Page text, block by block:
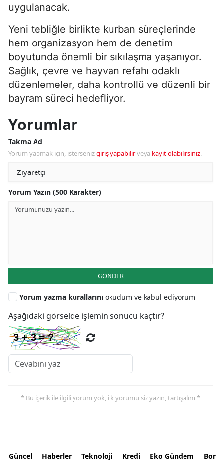
uygulanacak.
Yeni tebliğle birlikte kurban süreçlerinde
hem organizasyon hem de denetim
boyutunda önemli bir sıkılaşma yaşanıyor.
Sağlık, çevre ve hayvan refahı odaklı
düzenlemeler, daha kontrollü ve düzenli bir
bayram süreci hedefliyor.
Yorumlar
Takma Ad
Yorum yapmak için, istersenizgiriş yapabilirveya kayıt olabilirsiniz.
Yorum Yazın (500 Karakter)
GÖNDER
Yorum yazma kurallarını okudum ve kabul ediyorum
Aşağıdaki görselde işlemin sonucu kaçtır?
* Bu içerik ile ilgili yorum yok, ilk yorumu siz yazın, tartışalım *
Güncel Haberler Teknoloji Kredi Eko Gündem